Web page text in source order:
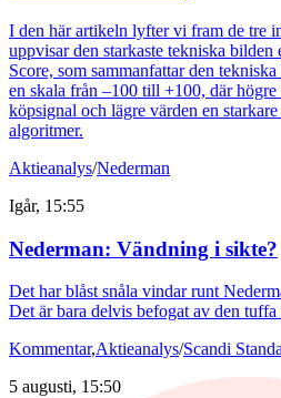
I den här artikeln lyfter vi fram de tre
uppvisar den starkaste tekniska
Score, som sammanfattar den
en skala från –100 till +100, där
köpsignal och lägre värden en
algoritmer.
Aktieanalys/Nederman
Igår, 15:55
Nederman: Vändning i sikte?
Det har blåst snåla vindar runt
Det är bara delvis befogat av den tuffa
Kommentar,Aktieanalys/Scandi
5 augusti, 15:50